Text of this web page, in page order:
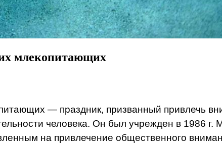
млекопитающих
— праздник, призванный привлечь
человека. Он был учрежден в 1986
на привлечение общественного